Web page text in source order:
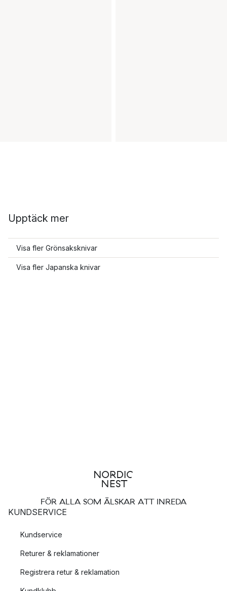
Upptäck mer
Visa fler Grönsaksknivar
Visa fler Japanska knivar
FÖR ALLA SOM ÄLSKAR ATT INREDA
KUNDSERVICE
Kundservice
Returer & reklamationer
Registrera retur & reklamation